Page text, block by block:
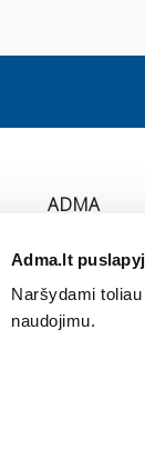
Adma.lt
Naršydami
naudojimu.
ADMA
Apie mus
Immergas